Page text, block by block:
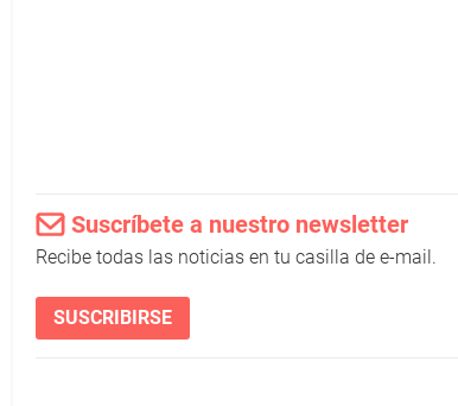
Suscríbete a nuestro newsletter
Recibe todas las noticias en tu casilla de e-mail.
SUSCRIBIRSE